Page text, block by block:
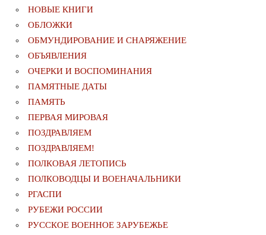
НОВЫЕ КНИГИ
ОБЛОЖКИ
ОБМУНДИРОВАНИЕ И СНАРЯЖЕНИЕ
ОБЪЯВЛЕНИЯ
ОЧЕРКИ И ВОСПОМИНАНИЯ
ПАМЯТНЫЕ ДАТЫ
ПАМЯТЬ
ПЕРВАЯ МИРОВАЯ
ПОЗДРАВЛЯЕМ
ПОЗДРАВЛЯЕМ!
ПОЛКОВАЯ ЛЕТОПИСЬ
ПОЛКОВОДЦЫ И ВОЕНАЧАЛЬНИКИ
РГАСПИ
РУБЕЖИ РОССИИ
РУССКОЕ ВОЕННОЕ ЗАРУБЕЖЬЕ